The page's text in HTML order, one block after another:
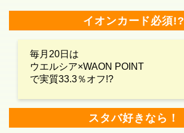
イオンカード必須!?
毎月20日は
ウエルシア×WAON POINT
で実質33.3％オフ!?
スタバ好きなら！